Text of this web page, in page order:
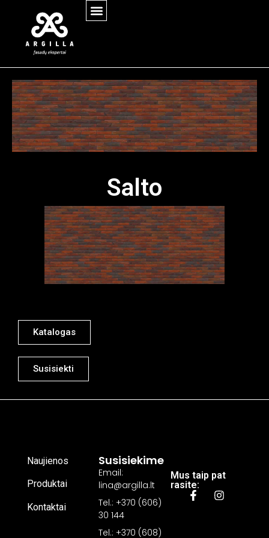
Salto
Katalogas
Susisiekti
Mus taip pat
rasite:
Naujienos
Produktai
Kontaktai
Susisiekime
Email:
lina@argilla.lt
Tel.: +370 (606)
30 144
Tel.: +370 (608)